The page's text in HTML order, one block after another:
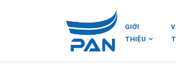
GIỚI
THIỆU